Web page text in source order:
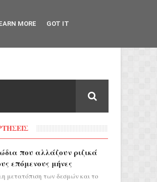
που αλλάζουν ριζικά
επόμενους μήνες
μετατόπιση των δεσμών και το
MORE GOT IT